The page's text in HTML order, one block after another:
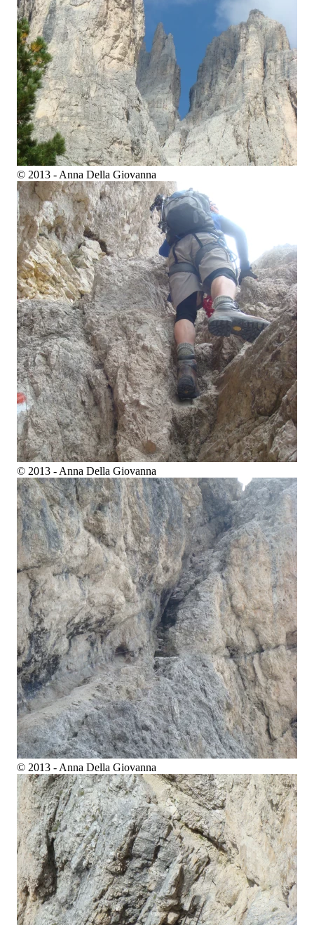
© 2013 - Anna Della Giovanna
© 2013 - Anna Della Giovanna
© 2013 - Anna Della Giovanna